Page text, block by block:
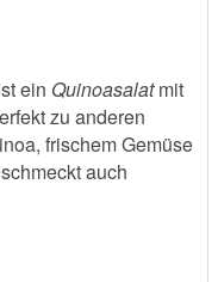
ein Quinoasalatmit
zu anderen
frischem Gemüse
auch